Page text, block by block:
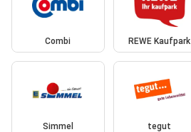
Combi REWE Kaufpark
Simmel tegut